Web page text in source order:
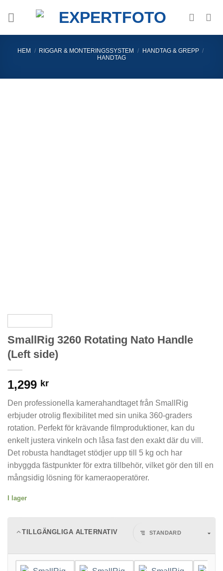
HEM / RIGGAR & MONTERINGSSYSTEM / HANDTAG & GREPP /
HANDTAG
SmallRig 3260 Rotating Nato Handle
(Left side)
1,299 kr
Den professionella kamerahandtaget från SmallRig
erbjuder otrolig flexibilitet med sin unika 360-graders
rotation. Perfekt för krävande filmproduktioner, kan du
enkelt justera vinkeln och låsa fast den exakt där du vill.
Det robusta handtaget stödjer upp till 5 kg och har
inbyggda fästpunkter för extra tillbehör, vilket gör den till en
mångsidig lösning för kameraoperatörer.
I lager
TILLGÄNGLIGA ALTERNATIV